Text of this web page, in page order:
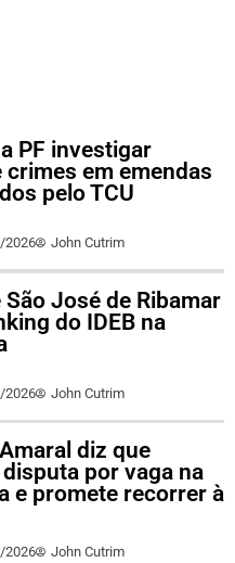
PF investigar
em emendas
pelo TCU
2026 John Cutrim
São José de Ribamar
do IDEB na
2026 John Cutrim
diz que
por vaga na
e promete recorrer à
2026 John Cutrim